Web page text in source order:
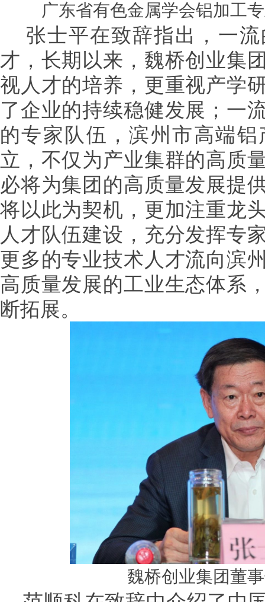
广东省有色金属学会铝加工
张士平在致辞指出，一流
才，长期以来，魏桥创业集
视人才的培养，更重视产学
了企业的持续稳健发展；一
的专家队伍，滨州市高端
立，不仅为产业集群的高质
必将为集团的高质量发展提
将以此为契机，更加注重龙
人才队伍建设，充分发挥专
更多的专业技术人才流向滨
高质量发展的工业生态体系
断拓展。
魏桥创业集团董